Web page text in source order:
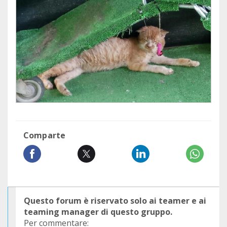
Comparte
Questo forum è riservato solo ai teamer e ai
teaming manager di questo gruppo.
Per commentare: